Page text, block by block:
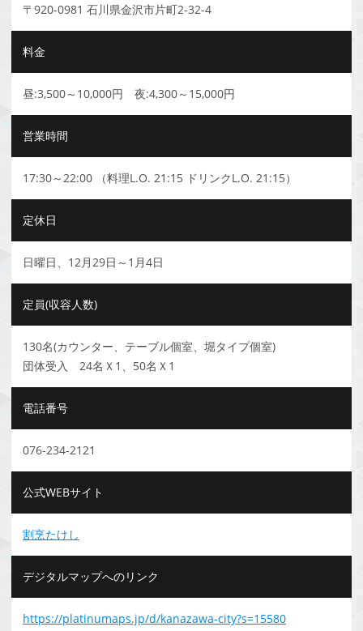
〒920-0981 石川県金沢市片町2-32-4
料金
昼:3,500～10,000円 夜:4,300～15,000円
営業時間
17:30～22:00 （料理L.O. 21:15 ドリンクL.O. 21:15）
定休日
日曜日、12月29日～1月4日
定員(収容人数)
130名(カウンター、テーブル個室、堀タイプ個室)
団体受入 24名Ｘ1、50名Ｘ1
電話番号
076-234-2121
公式WEBサイト
割烹たけし
デジタルマップへのリンク
https://platinumaps.jp/d/kanazawa-city?s=15580